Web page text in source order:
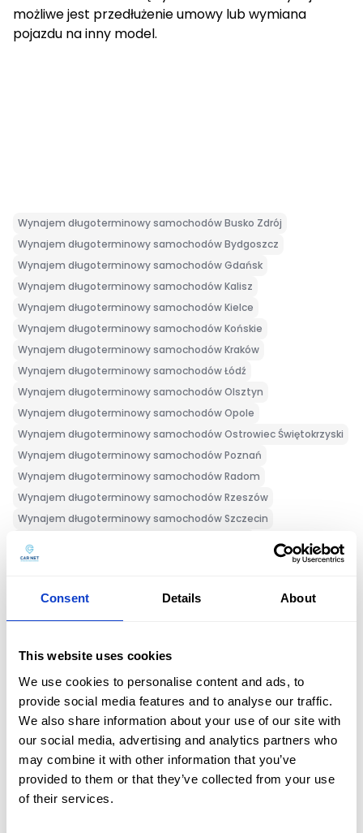
Consent Details About
This website uses cookies
We use cookies to personalise content and ads, to
provide social media features and to analyse our traffic.
We also share information about your use of our site with
our social media, advertising and analytics partners who
may combine it with other information that you’ve
provided to them or that they’ve collected from your use
of their services.
możliwe jest przedłużenie umowy lub wymiana
pojazdu na inny model.
Wynajem długoterminowy samochodów Busko Zdrój
Wynajem długoterminowy samochodów Bydgoszcz
Wynajem długoterminowy samochodów Gdańsk
Wynajem długoterminowy samochodów Kalisz
Wynajem długoterminowy samochodów Kielce
Wynajem długoterminowy samochodów Końskie
Wynajem długoterminowy samochodów Kraków
Wynajem długoterminowy samochodów Łódź
Wynajem długoterminowy samochodów Olsztyn
Wynajem długoterminowy samochodów Opole
Wynajem długoterminowy samochodów Ostrowiec Świętokrzyski
Wynajem długoterminowy samochodów Poznań
Wynajem długoterminowy samochodów Radom
Wynajem długoterminowy samochodów Rzeszów
Wynajem długoterminowy samochodów Szczecin
Wynajem długoterminowy samochodów Bytom
Wynajem długoterminowy samochodów Chorzów
Wynajem długoterminowy samochodów Gliwice
Wynajem długoterminowy samochodów Dąbrowa Górnicza
Wynajem długoterminowy samochodów Trójmiasto
Wynajem długoterminowy samochodów Sopot
Wynajem długoterminowy samochodów Gdynia
Wynajem długoterminowy samochodów Toruń
Wynajem długoterminowy samochodów Zielona Góra